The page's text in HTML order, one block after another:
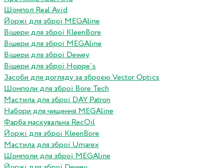
Шомпол Real Avid
Йоржі для зброї MEGAline
Вішери для зброї KleenBore
Вішери для зброї MEGAline
Вішери для зброї Dewey
Вішери для зброї Hoppe`s
Засоби для догляду за зброєю Vector Optics
Шомполи для зброї Bore Tech
Мастила для зброї DAY Patron
Набори для чищення MEGAline
Фарба маскувальна RecOil
Йоржі для зброї KleenBore
Мастила для зброї Umarex
Шомполи для зброї MEGAline